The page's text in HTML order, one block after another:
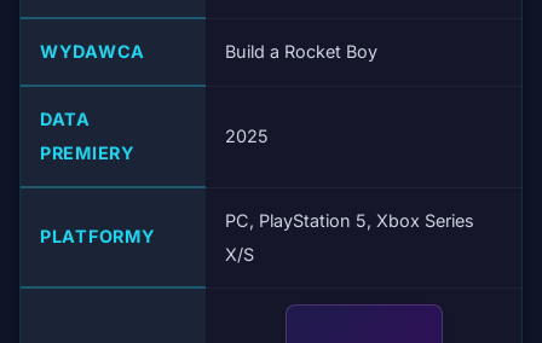
WYDAWCA Build a Rocket Boy
DATA
PREMIERY
2025
PLATFORMY
PC, PlayStation 5, Xbox Series
X/S